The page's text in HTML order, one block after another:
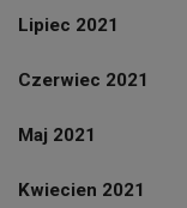
Lipiec 2021
Czerwiec 2021
Maj 2021
Kwiecien 2021